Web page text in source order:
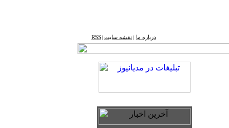
درباره ما نقشه ‌سایت RSS